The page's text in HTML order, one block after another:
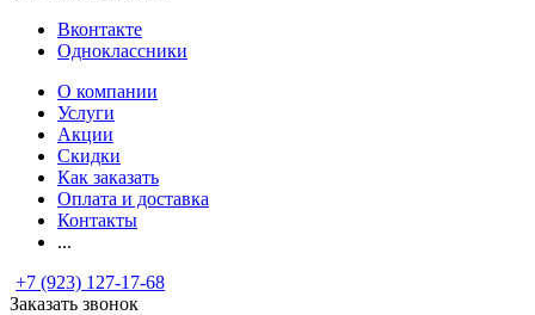
Вконтакте
Одноклассники
О компании
Услуги
Акции
Скидки
Как заказать
Оплата и доставка
Контакты
...
+7 (923) 127-17-68
Заказать звонок